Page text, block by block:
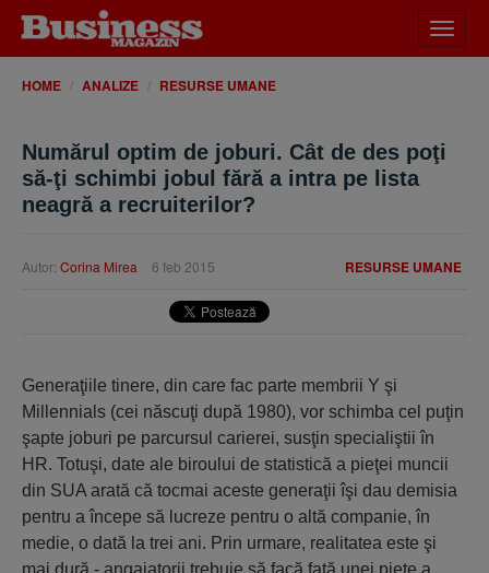
meniu
HOME ANALIZE RESURSE UMANE
Numărul optim de joburi. Cât de des poţi
să-ţi schimbi jobul fără a intra pe lista
neagră a recruiterilor?
RESURSE UMANE
Autor: Corina Mirea 6 feb 2015
Generaţiile tinere, din care fac parte membrii Y şi
Millennials (cei născuţi după 1980), vor schimba cel puţin
şapte joburi pe parcursul carierei, susţin specialiştii în
HR. Totuşi, date ale biroului de statistică a pieţei muncii
din SUA arată că tocmai aceste generaţii îşi dau demisia
pentru a începe să lucreze pentru o altă companie, în
medie, o dată la trei ani. Prin urmare, realitatea este şi
mai dură - angajatorii trebuie să facă faţă unei pieţe a